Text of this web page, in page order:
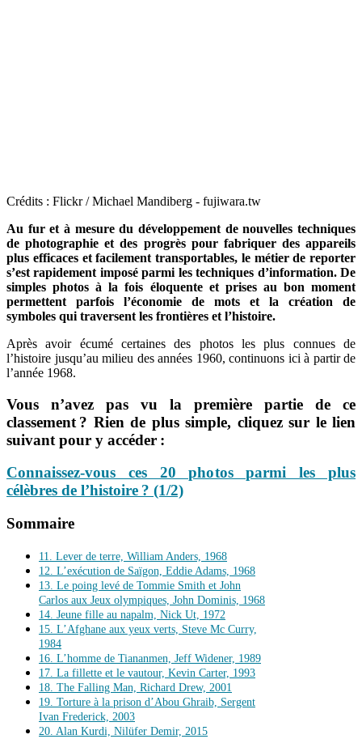
Crédits : Flickr / Michael Mandiberg - fujiwara.tw
Au fur et à mesure du développement de nouvelles techniques
de photographie et des progrès pour fabriquer des appareils
plus efficaces et facilement transportables, le métier de reporter
s’est rapidement imposé parmi les techniques d’information. De
simples photos à la fois éloquente et prises au bon moment
permettent parfois l’économie de mots et la création de
symboles qui traversent les frontières et l’histoire.
Après avoir écumé certaines des photos les plus connues de
l’histoire jusqu’au milieu des années 1960, continuons ici à partir de
l’année 1968.
Vous n’avez pas vu la première partie de ce
classement ? Rien de plus simple, cliquez sur le lien
suivant pour y accéder :
Connaissez-vous ces 20 photos parmi les plus
célèbres de l’histoire ? (1/2)
Sommaire
11. Lever de terre, William Anders, 1968
12. L’exécution de Saïgon, Eddie Adams, 1968
13. Le poing levé de Tommie Smith et John
Carlos aux Jeux olympiques, John Dominis, 1968
14. Jeune fille au napalm, Nick Ut, 1972
15. L’Afghane aux yeux verts, Steve Mc Curry,
1984
16. L’homme de Tiananmen, Jeff Widener, 1989
17. La fillette et le vautour, Kevin Carter, 1993
18. The Falling Man, Richard Drew, 2001
19. Torture à la prison d’Abou Ghraib, Sergent
Ivan Frederick, 2003
20. Alan Kurdi, Nilüfer Demir, 2015